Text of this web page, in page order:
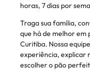
horas, 7 dias por
Traga sua família,
que há de melhor
Curitiba. Nossa
experiência, explicar
escolher o pão